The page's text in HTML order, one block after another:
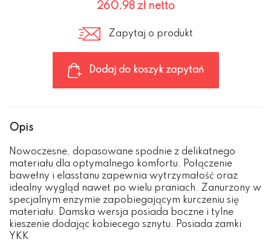
260.98 złnetto
Zapytaj o produkt
Dodaj do koszyk zapytań
Opis
Nowoczesne, dopasowane spodnie z delikatnego
materiału dla optymalnego komfortu. Połączenie
bawełny i elasstanu zapewnia wytrzymałość oraz
idealny wygląd nawet po wielu praniach. Zanurzony w
specjalnym enzymie zapobiegającym kurczeniu się
materiału. Damska wersja posiada boczne i tylne
kieszenie dodając kobiecego sznytu. Posiada zamki
YKK